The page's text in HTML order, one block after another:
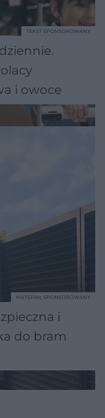
i owoce
TEKST SPONSOROWANY
i
do bram
MATERIAŁ SPONSOROWANY